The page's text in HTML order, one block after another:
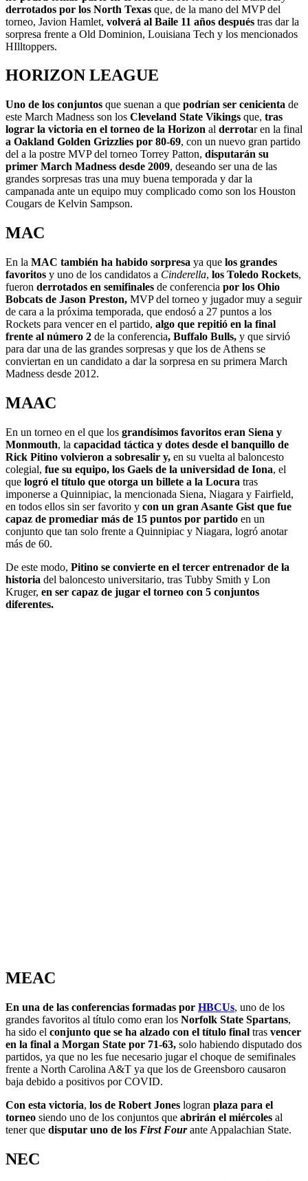
derrotados por los North Texas que, de la mano del MVP del
torneo, Javion Hamlet, volverá al Baile 11 años después tras dar la
sorpresa frente a Old Dominion, Louisiana Tech y los mencionados
HIlltoppers.
HORIZON LEAGUE
Uno de los conjuntos que suenan a que podrían ser cenicienta de
este March Madness son los Cleveland State Vikings que, tras
lograr la victoria en el torneo de la Horizon al derrotar en la final
a Oakland Golden Grizzlies por 80-69, con un nuevo gran partido
del a la postre MVP del torneo Torrey Patton, disputarán su
primer March Madness desde 2009, deseando ser una de las
grandes sorpresas tras una muy buena temporada y dar la
campanada ante un equipo muy complicado como son los Houston
Cougars de Kelvin Sampson.
MAC
En la MAC también ha habido sorpresa ya que los grandes
favoritos y uno de los candidatos a Cinderella, los Toledo Rockets,
fueron derrotados en semifinales de conferencia por los Ohio
Bobcats de Jason Preston, MVP del torneo y jugador muy a seguir
de cara a la próxima temporada, que endosó a 27 puntos a los
Rockets para vencer en el partido, algo que repitió en la final
frente al número 2 de la conferencia, Buffalo Bulls, y que sirvió
para dar una de las grandes sorpresas y que los de Athens se
conviertan en un candidato a dar la sorpresa en su primera March
Madness desde 2012.
MAAC
En un torneo en el que los grandísimos favoritos eran Siena y
Monmouth, la capacidad táctica y dotes desde el banquillo de
Rick Pitino volvieron a sobresalir y, en su vuelta al baloncesto
colegial, fue su equipo, los Gaels de la universidad de Iona, el
que logró el título que otorga un billete a la Locura tras
imponerse a Quinnipiac, la mencionada Siena, Niagara y Fairfield,
en todos ellos sin ser favorito y con un gran Asante Gist que fue
capaz de promediar más de 15 puntos por partido en un
conjunto que tan solo frente a Quinnipiac y Niagara, logró anotar
más de 60.
De este modo, Pitino se convierte en el tercer entrenador de la
historia del baloncesto universitario, tras Tubby Smith y Lon
Kruger, en ser capaz de jugar el torneo con 5 conjuntos
diferentes.
MEAC
En una de las conferencias formadas por HBCUs, uno de los
grandes favoritos al título como eran los Norfolk State Spartans,
ha sido el conjunto que se ha alzado con el título final tras vencer
en la final a Morgan State por 71-63, solo habiendo disputado dos
partidos, ya que no les fue necesario jugar el choque de semifinales
frente a North Carolina A&T ya que los de Greensboro causaron
baja debido a positivos por COVID.
Con esta victoria, los de Robert Jones logran plaza para el
torneo siendo uno de los conjuntos que abrirán el miércoles al
tener que disputar uno de los First Fourante Appalachian State.
NEC